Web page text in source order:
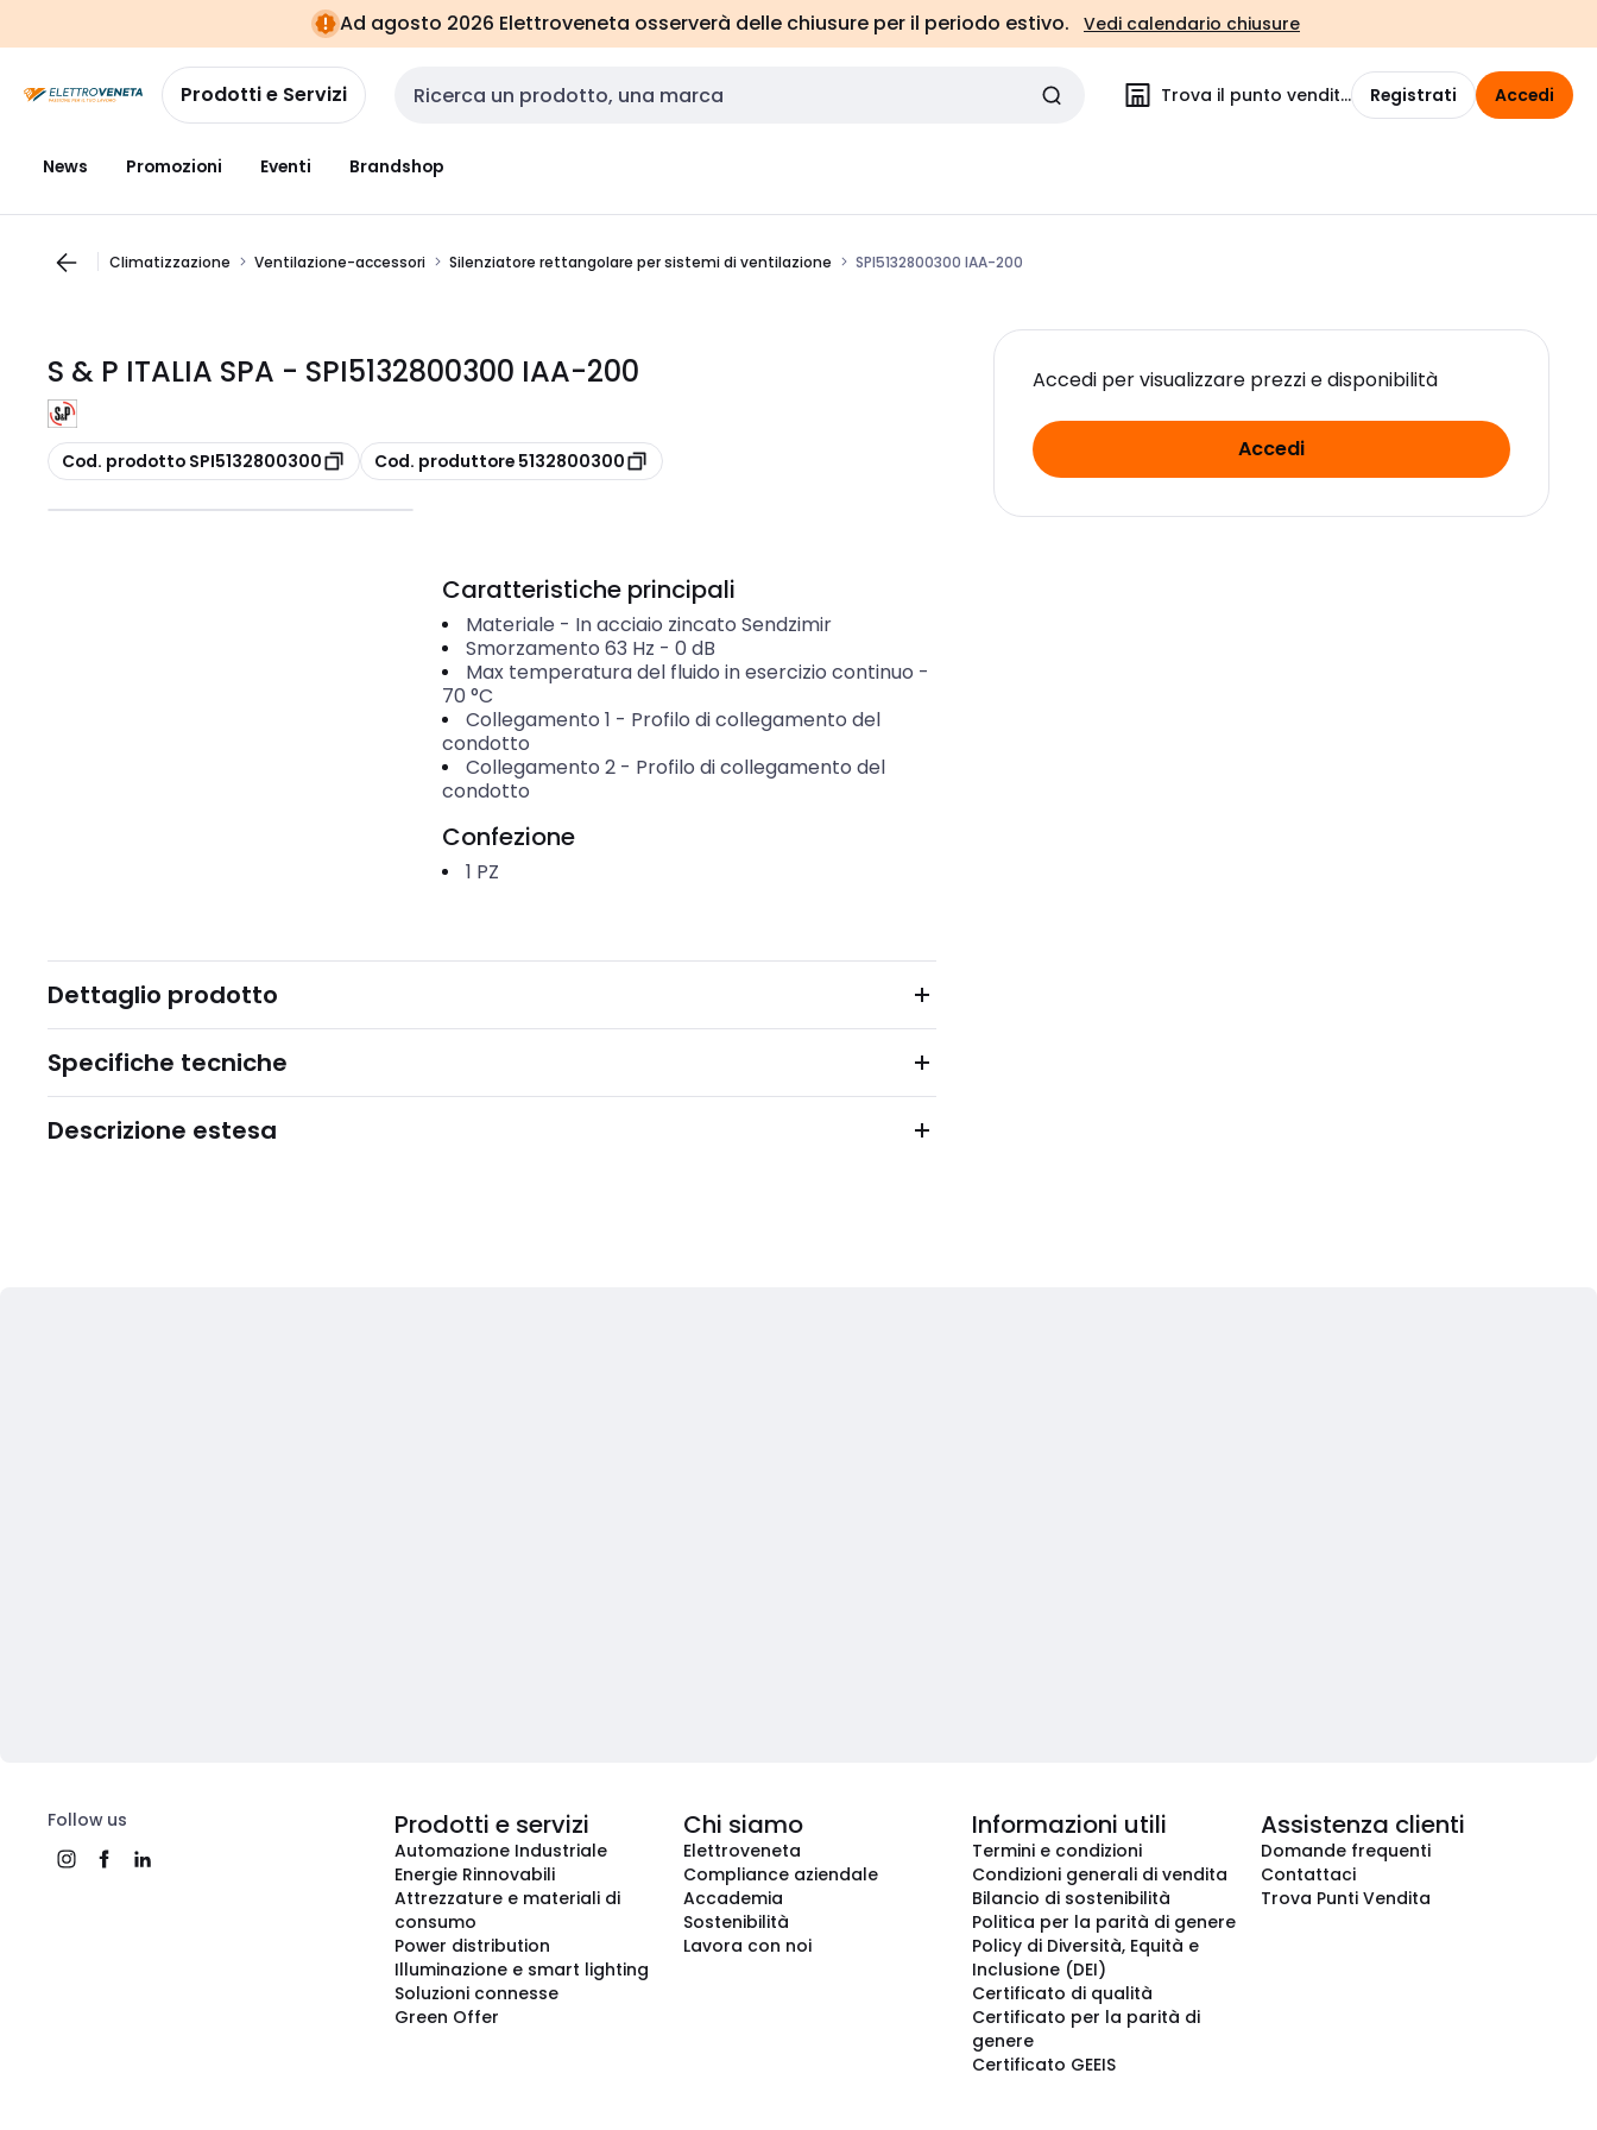
navigazionealla
pagina
Ad agosto 2026 Elettroveneta osserverà delle chiusure per il periodo estivo. Vedi calendario chiusure
Prodotti e Servizi Cerca input Trova il punto vendita Registrati Accedi
News Promozioni Eventi Brandshop
Climatizzazione Ventilazione-accessori Silenziatore rettangolare per sistemi di ventilazione SPI5132800300 IAA-200
S & P ITALIA SPA - SPI5132800300 IAA-200
copia
Cod. prodotto SPI5132800300 copia
Cod. produttore 5132800300
Accedi per visualizzare prezzi e disponibilità
Accedi
Caratteristiche principali
Materiale - In acciaio zincato Sendzimir
Smorzamento 63 Hz - 0 dB
Max temperatura del fluido in esercizio continuo -
70 °C
Collegamento 1 - Profilo di collegamento del
condotto
Collegamento 2- Profilo di collegamento del
condotto
Confezione
1 PZ
Dettaglio prodotto
Specifiche tecniche
Descrizione estesa
Follow us Prodotti e servizi
Automazione Industriale
Energie Rinnovabili
Attrezzature e materiali di
consumo
Power distribution
Illuminazione e smart lighting
Soluzioni connesse
Green Offer
Chi siamo
Elettroveneta
Compliance aziendale
Accademia
Sostenibilità
Lavora con noi
Informazioni utili
Termini e condizioni
Condizioni generali di vendita
Bilancio di sostenibilità
Politica per la parità di genere
Policy di Diversità, Equità e
Inclusione (DEI)
Certificato di qualità
Certificato per la parità di
genere
Certificato GEEIS
Assistenza clienti
Domande frequenti
Contattaci
Trova Punti Vendita